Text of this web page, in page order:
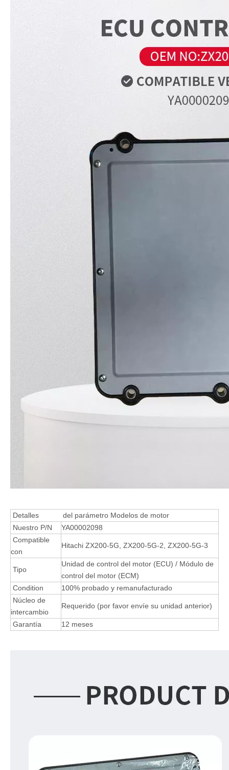
Detalles
del parámetro Modelos de motor
Nuestro P/N
YA00002098
Compatible
con
Hitachi ZX200-5G, ZX200-5G-2, ZX200-5G-3
Tipo
Unidad de control del motor (ECU) / Módulo de
control del motor (ECM)
Condition
100% probado y remanufacturado
Núcleo de
intercambio
Requerido (por favor envíe su unidad anterior)
Garantía 12 meses